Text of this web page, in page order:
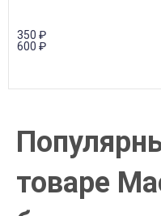
350 ₽
600 ₽
товаре